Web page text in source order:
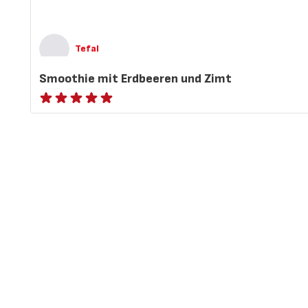
Tefal
Smoothie mit Erdbeeren und Zimt
ratings.NaN